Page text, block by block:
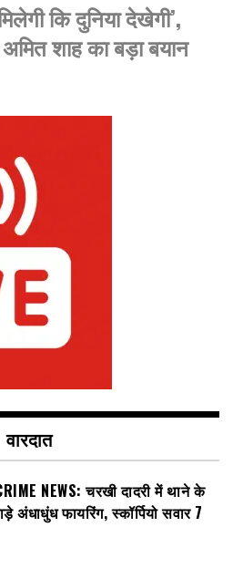
कि दुनिया देखेगी’,
शाह का बड़ा बयान
वारदात
NEWS: चरखी दादरी में थाने के
अंधाधुंध फायरिंग, स्कॉर्पियो सवार 7